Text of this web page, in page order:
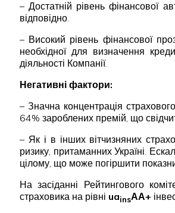
– Достатній рівень фінансової
відповідно.
– Високий рівень фінансової
необхідної для визначення
діяльності Компанії.
Негативні фактори:
– Значна концентрація
64% зароблених премій, що
– Як і в інших вітчизняних
ризику, притаманних Україні.
цілому, що може погіршити
На засіданні Рейтингового
страховика на рівні uainsАА+